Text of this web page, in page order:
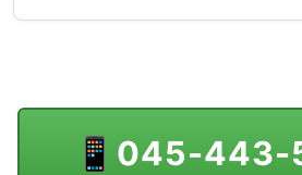
📱 045-443-